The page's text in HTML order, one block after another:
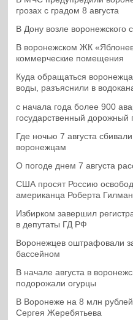
грозах с градом 8 августа
В Дону возле воронежского
В воронежском ЖК
коммерческие помещения
Куда обращаться
воды, разъяснили в
с начала года более 900
государственный дорожный
Где ночью 7 августа
воронежцам
О погоде днем 7 августа
США просят Россию
американца Роберта
Избирком завершил
в депутаты ГД РФ
Воронежцев оштрафовали
бассейном
В начале августа в
подорожали огурцы
В Воронеже на 8 млн
Сергея Жеребятьева